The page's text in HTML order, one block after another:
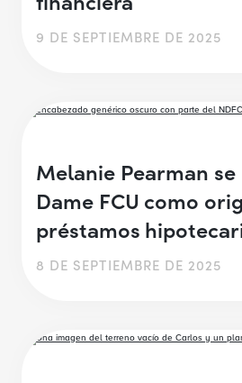
9 DE SEPTIEMBRE DE 2025
Melanie Pearman
Dame FCU como
préstamos
8 DE SEPTIEMBRE DE 2025